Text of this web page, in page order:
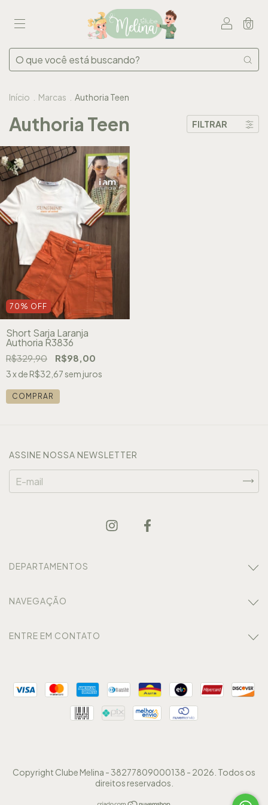
0
Início Marcas Authoria Teen
Authoria Teen FILTRAR
70 % OFF
Short Sarja Laranja
Authoria R3836
R$329,90 R$98,00
3x de R$32,67sem juros
COMPRAR
ASSINE NOSSA NEWSLETTER
DEPARTAMENTOS
NAVEGAÇÃO
ENTRE EM CONTATO
Copyright Clube Melina - 38277809000138 - 2026. Todos os
direitos reservados.